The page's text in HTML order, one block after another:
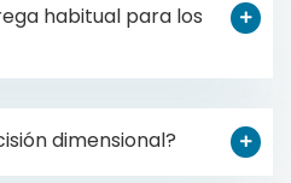
habitual para los
dimensional?